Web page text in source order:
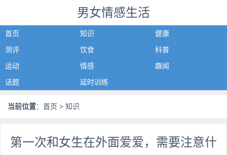
男女情感生活
首页 知识
健康
测评
饮食
科普
运动
情感
趣闻
话题
延时训练
当前位置： 首页 > 知识
第一次和女生在外面爱爱，需要注意什